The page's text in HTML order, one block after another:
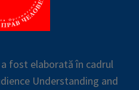
fost elaborată în cadrul
Understanding and